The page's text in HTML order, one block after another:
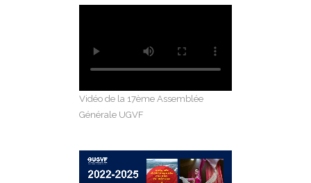
Vidéo de la 17ème Assemblée
Générale UGVF